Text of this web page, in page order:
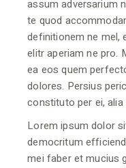
assum adversarium
te quod
definitionem ne mel,
elitr aperiam ne pro.
ea eos quem
dolores. Persius
constituto per ei,
Lorem ipsum dolor
democritum
mei faber et mucius